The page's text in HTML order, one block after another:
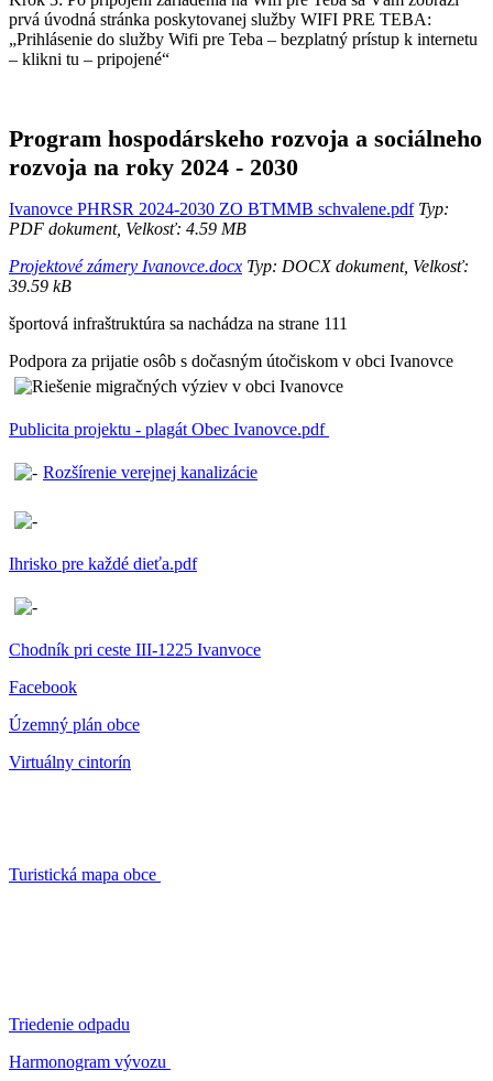
prvá úvodná stránka poskytovanej služby WIFI PRE TEBA:
„Prihlásenie do služby Wifi pre Teba – bezplatný prístup k internetu
– klikni tu – pripojené“
Program hospodárskeho rozvoja a sociálneho
rozvoja na roky 2024 - 2030
Ivanovce PHRSR 2024-2030 ZO BTMMB schvalene.pdfTyp:
PDF dokument, Velkosť: 4.59 MB
Projektové zámery Ivanovce.docx Typ: DOCX dokument, Velkosť:
39.59 kB
športová infraštruktúra sa nachádza na strane 111
Podpora za prijatie osôb s dočasným útočiskom v obci Ivanovce
Publicita projektu - plagát Obec Ivanovce.pdf
Rozšírenie verejnej kanalizácie
Ihrisko pre každé dieťa.pdf
Chodník pri ceste III-1225 Ivanvoce
Facebook
Územný plán obce
Virtuálny cintorín
Turistická mapa obce
Triedenie odpadu
Harmonogram vývozu